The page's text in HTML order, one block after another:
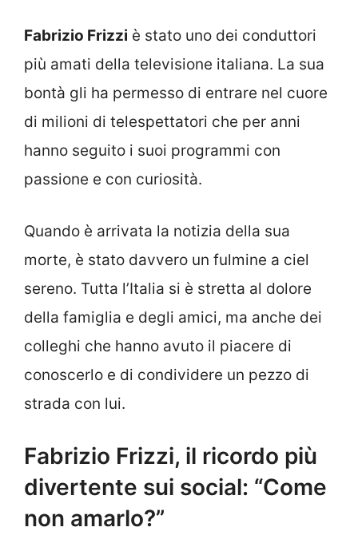
Fabrizio Frizzi è stato uno dei conduttori
più amati della televisione italiana. La sua
bontà gli ha permesso di entrare nel cuore
di milioni di telespettatori che per anni
hanno seguito i suoi programmi con
passione e con curiosità.
Quando è arrivata la notizia della sua
morte, è stato davvero un fulmine a ciel
sereno. Tutta l’Italia si è stretta al dolore
della famiglia e degli amici, ma anche dei
colleghi che hanno avuto il piacere di
conoscerlo e di condividere un pezzo di
strada con lui.
Fabrizio Frizzi, il ricordo più
divertente sui social: “Come
non amarlo?”